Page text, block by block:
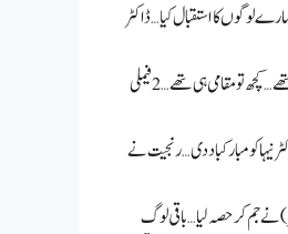
لوگوں کا استقبال کیا… ڈاکٹر
ابھی لوگ ڈائننگ روم میں بیٹھ گئے… کولڈ ڈرنک، پکوڑے، کافی سرونگ ہوئے… کوئی خاص لوگ نہیں آئے تھے… یہی کوئی 15 لوگ تھے… کچھ تو مقامی ہی تھے… 2 فیملی
نیہا کو مبارکباد دی… رنجیت نے
نے جم کر حصہ لیا… باقی لوگ